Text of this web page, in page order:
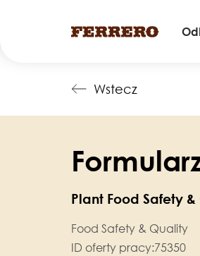
Wstecz
Plant Food Safety
Food Safety & Quality
ID oferty pracy:75350